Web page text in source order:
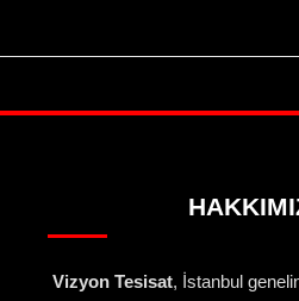
Vizyon Tesisat, İstanbul